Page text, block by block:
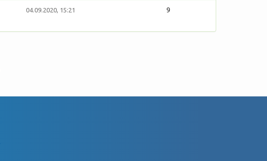
04.09.2020, 15:21 9